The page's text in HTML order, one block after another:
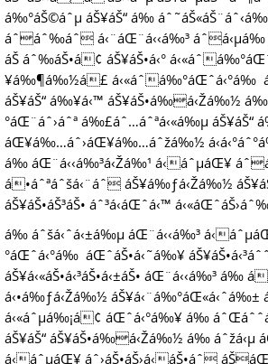
á‰°áŠ©áˆµ áŠ¥áŠ“ á‰
áˆáˆ‰áˆ á‹¨áŒ¨á‹‹á‰³
áŠ áˆ‰áŠ•á¢ áŠ¥áŠ•á‹°
¥á‰¶á‰½á£ á‹«áˆá‰°áŒˆá‹°á‰
áŠ¥áŠ“ á‰¥á‹™ áŠ¥áŠ•á‰á‹Žá‰½
°áŒ¨áˆ›áˆª á‰£áˆ…áˆªá‹«á‰µ áŠ¥áŠ“
áŒ¥á‰…áˆ›áŒ¥á‰…áˆžá‰½
á‰ áŒ¨á‹‹á‰³á‹Žá‰¹ á‹áˆµáŒ¥
á•áˆªáˆšá‹¨áˆ áŠ¥á‰ƒá‹Žá‰½
áŠ¥áŠ•áŠ³áŠ• áˆ³á‹­áŒˆá‹™
á‰ áˆšá‹ˆá‹±á‰µ áŒ¨á‹‹á‰³
°áŒˆá‹°á‰ áŒˆáŠ•á‹˜á‰¥
áŠ¥á‹«áŠ•á‹³áŠ•á‹±áŠ• áŒ¨á‹‹á‰³ á‰
á‹•á‰ƒá‹Žá‰½ áŠ¥á‹¨á‰°áŒ«á‹ˆá‰±
á‹«áˆµá‰¡á¢ áŒˆá‹°á‰¥ á‰
áŠ¥áŠ“ áŠ¥áŠ•á‰á‹Žá‰½ á‰ áˆžá‹µ
á‹áˆµáŒ¥ áˆ›áŠ•áŠ›á‹áŠ•áˆ